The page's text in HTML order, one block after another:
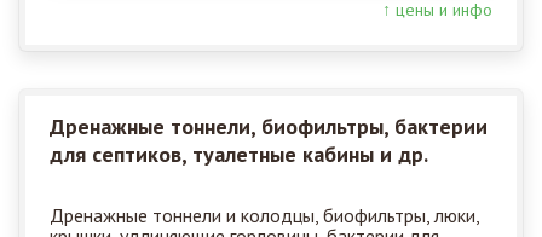
↑ цены и инфо
Дренажные тоннели, биофильтры, бактерии
для септиков, туалетные кабины и др.
Дренажные тоннели и колодцы, биофильтры, люки,